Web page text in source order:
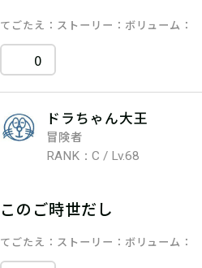
てごたえ ストーリー ボリューム
0
ドラちゃん大王
冒険者
RANK：C / Lv.68
このご時世だし
てごたえ ストーリー ボリューム